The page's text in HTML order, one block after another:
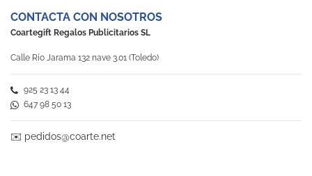
CONTACTA CON NOSOTROS
Coartegift Regalos Publicitarios SL
Calle Río Jarama 132 nave 3.01 (Toledo)
925 23 13 44
647 98 50 13
✉️ pedidos@coarte.net